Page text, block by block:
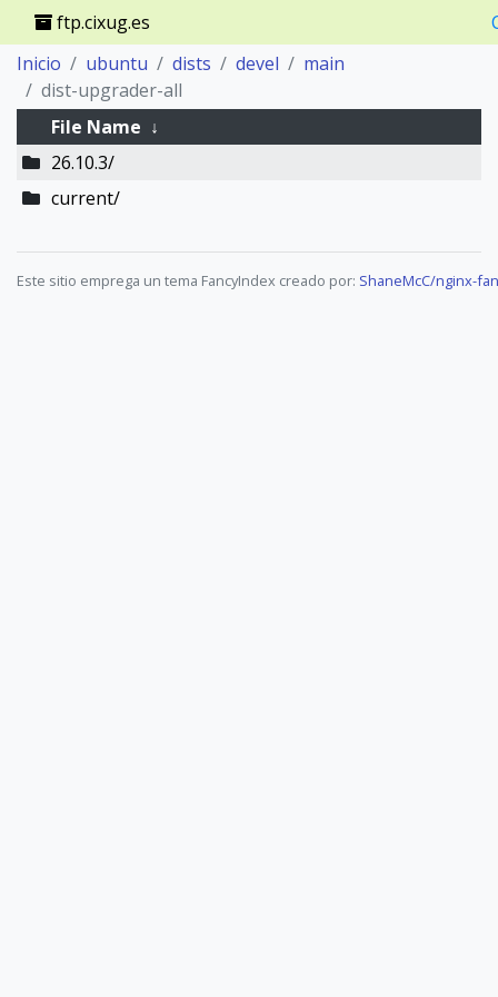
ftp.cixug.es
Inicio
ubuntu dists devel
main
dist-upgrader-all
File Name ↓
26.10.3/
current/
Este sitio emprega un tema FancyIndex creado por: ShaneMcC/nginx-